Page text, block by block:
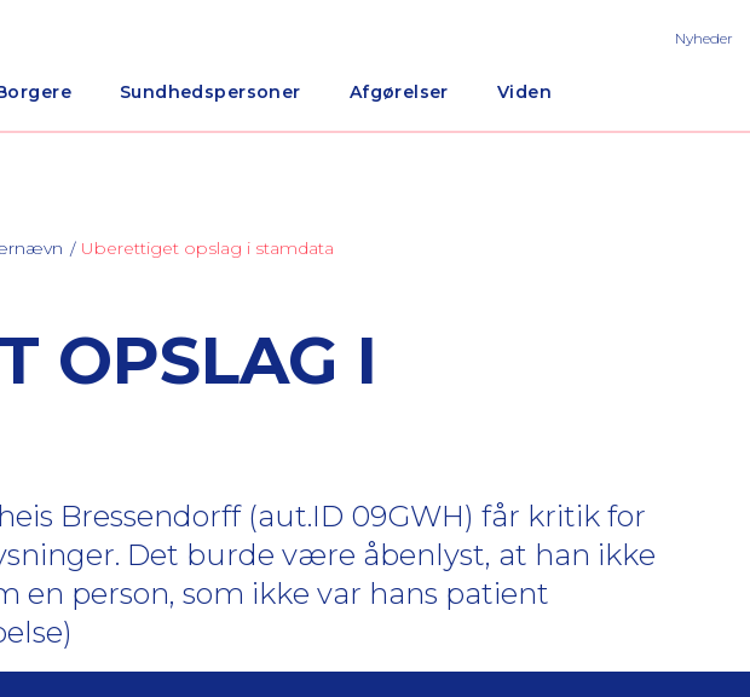
Sundhedspersoner Afgørelser Viden
Nyheder
Uberettiget opslag i stamdata
OPSLAG I
Bressendorff (aut.ID 09GWH) får kritik for
Det burde være åbenlyst, at han ikke
en person, som ikke var hans patient